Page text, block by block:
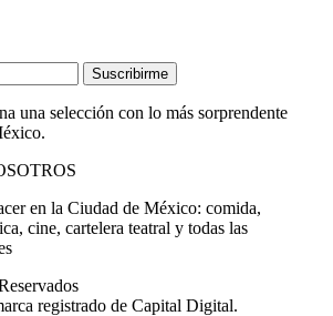
Suscribirme
una selección con lo más sorprendente
en la Ciudad de México: comida,
cine, cartelera teatral y todas las
registrado de Capital Digital.